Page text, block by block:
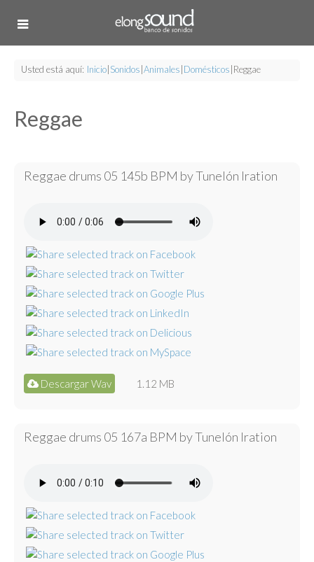
Usted está aquí: Inicio Sonidos Animales Domésticos Reggae
Reggae
Reggae drums 05 145b BPM by Tunelón Iration
Descargar Wav 1.12 MB
Reggae drums 05 167a BPM by Tunelón Iration